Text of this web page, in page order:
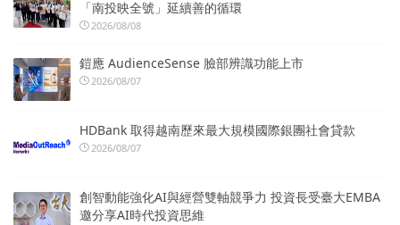
「南投映全號」延續善的循環
2026/08/08
鎧應 AudienceSense 臉部辨識功能上市
2026/08/07
HDBank 取得越南歷來最大規模國際銀團社會貸款
2026/08/07
創智動能強化AI與經營雙軸競爭力 投資長受臺大EMBA
邀分享AI時代投資思維